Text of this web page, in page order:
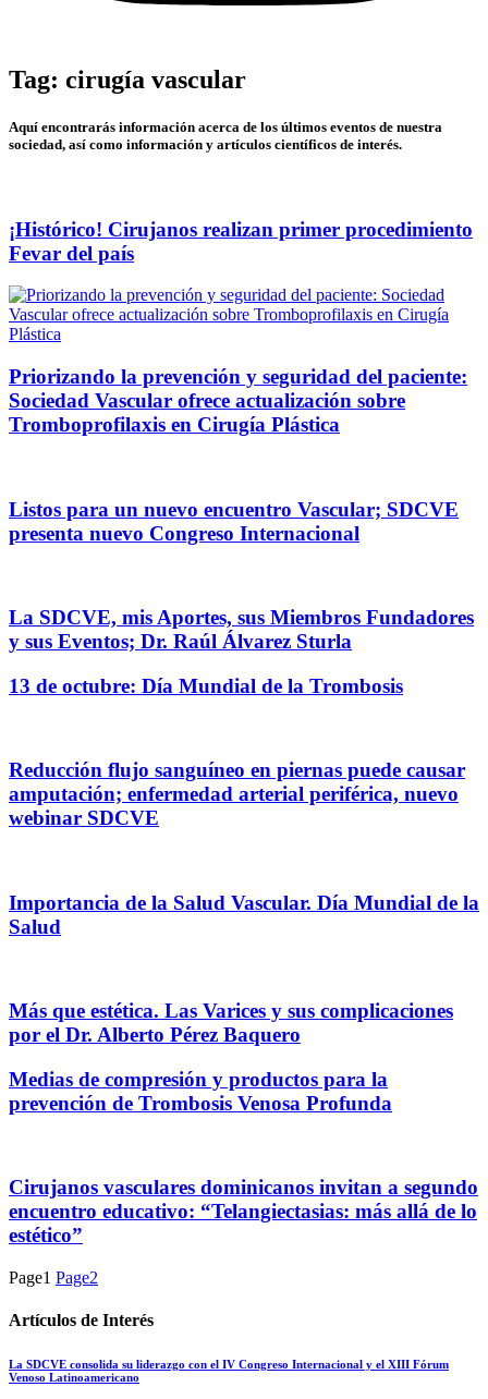
Tag: cirugía vascular
Aquí encontrarás información acerca de los últimos eventos de nuestra
sociedad, así como información y artículos científicos de interés.
¡Histórico! Cirujanos realizan primer procedimiento
Fevar del país
Priorizando la prevención y seguridad del paciente:
Sociedad Vascular ofrece actualización sobre
Tromboprofilaxis en Cirugía Plástica
Listos para un nuevo encuentro Vascular; SDCVE
presenta nuevo Congreso Internacional
La SDCVE, mis Aportes, sus Miembros Fundadores
y sus Eventos; Dr. Raúl Álvarez Sturla
13 de octubre: Día Mundial de la Trombosis
Reducción flujo sanguíneo en piernas puede causar
amputación; enfermedad arterial periférica, nuevo
webinar SDCVE
Importancia de la Salud Vascular. Día Mundial de la
Salud
Más que estética. Las Varices y sus complicaciones
por el Dr. Alberto Pérez Baquero
Medias de compresión y productos para la
prevención de Trombosis Venosa Profunda
Cirujanos vasculares dominicanos invitan a segundo
encuentro educativo: “Telangiectasias: más allá de lo
estético”
Page1 Page2
Artículos de Interés
La SDCVE consolida su liderazgo con el IV Congreso Internacional y el XIII Fórum
Venoso Latinoamericano